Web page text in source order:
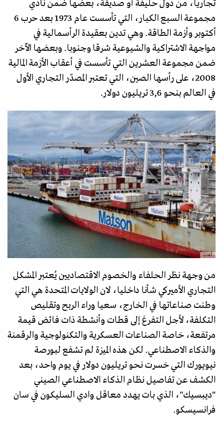
تجاريا، من دول حليفة أو صديقة، بعضها ضمن نادي
مجموعة السبع الكبار، التي تأسست عام 1973 بعد حرب 6
أكتوبر وأزمة الطاقة. وهي تدين بعقيدة الرأسمالية في
مواجهة الاشتراكية والشيوعية شرقا وجنوبا. وبعضها الآخر
ضمن مجموعة العشرين التي تأسست في أعقاب الأزمة المالية
2008، على رأسها الصين، التي تعتبر المصدّر التجاري الأول
في العالم بنحو 3,6 تريليون دولار.
.أ.ف.ب
من وجهة نظر الحلفاء والخصوم الاقتصاديين يُعتبر المشكل
التجاري الأميركي شأنا داخليا، لان الولايات المتحدة هي التي
وطنت صناعاتها في الخارج، سعيا وراء الربح وتقليص
التكلفة، لأجل التفرغ إلى قطات وأنشطة ذات فائض قيمة
مرتفعة، خاصة الصناعات العسكرية والتكنولوجية والرقمنة
والذكاء الاصطناعي. لكن هذه الميزة لم تشفع لبورصة
نيويورك التي خسرت نحو تريليون دولار في يوم واحد، بعد
الكشف عن تفاصيل نظام الذكاء الاصطناعي الصيني
"ديبسيك"، الذي بات يهدد معاقل وادي السليكون في سان
فرانسيسكو.